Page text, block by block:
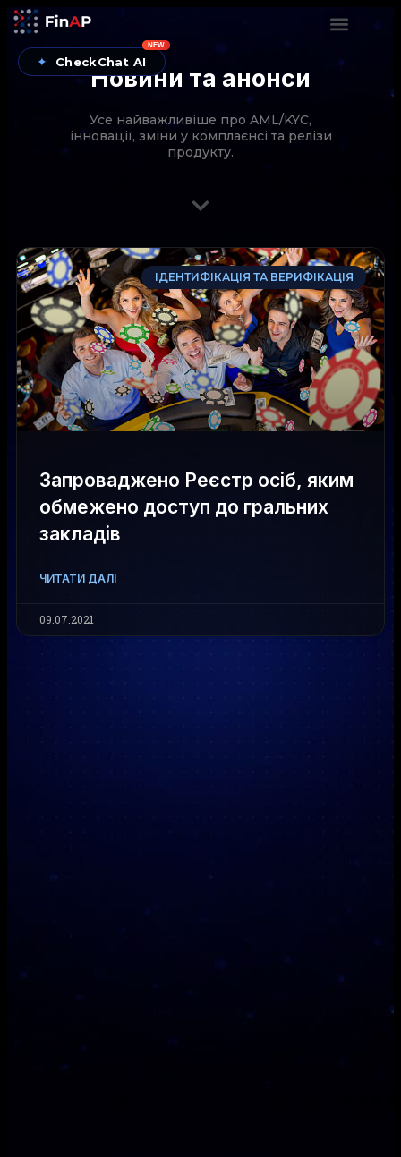
✦ CheckChat AI
NEW
Новини та анонси
Усе найважливіше про AML/KYC,
інновації, зміни у комплаєнсі та релізи
продукту.
ІДЕНТИФІКАЦІЯ ТА ВЕРИФІКАЦІЯ
Запроваджено Реєстр осіб, яким
обмежено доступ до гральних
закладів
ЧИТАТИ ДАЛІ
09.07.2021